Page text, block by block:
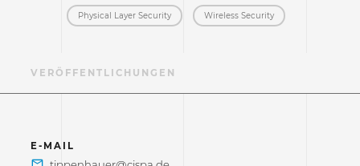
Physical Layer Security Wireless Security
VERÖFFENTLICHUNGEN
E-MAIL